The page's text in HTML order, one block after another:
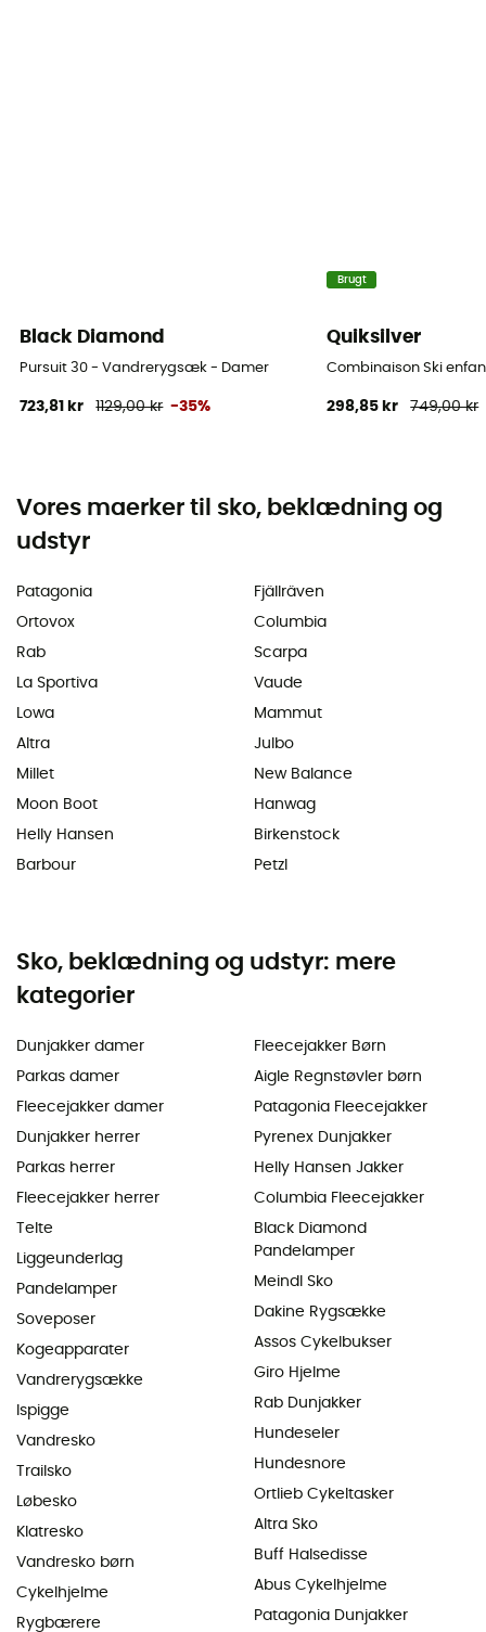
Black Diamond
Pursuit 30 - Vandrerygsæk - Damer
723,81 kr 1129,00 kr -35%
Brugt
Quiksilver
Combinaison Ski
298,85 kr 749,00 kr
Vores maerker til sko, beklædning og
udstyr
Patagonia
Ortovox
Rab
La Sportiva
Lowa
Altra
Millet
Moon Boot
Helly Hansen
Barbour
Fjällräven
Columbia
Scarpa
Vaude
Mammut
Julbo
New Balance
Hanwag
Birkenstock
Petzl
Sko, beklædning og udstyr: mere
kategorier
Dunjakker damer
Parkas damer
Fleecejakker damer
Dunjakker herrer
Parkas herrer
Fleecejakker herrer
Telte
Liggeunderlag
Pandelamper
Soveposer
Kogeapparater
Vandrerygsække
Ispigge
Vandresko
Trailsko
Løbesko
Klatresko
Vandresko børn
Cykelhjelme
Rygbærere
Fleecejakker Børn
Aigle Regnstøvler børn
Patagonia Fleecejakker
Pyrenex Dunjakker
Helly Hansen Jakker
Columbia Fleecejakker
Black Diamond
Pandelamper
Meindl Sko
Dakine Rygsække
Assos Cykelbukser
Giro Hjelme
Rab Dunjakker
Hundeseler
Hundesnore
Ortlieb Cykeltasker
Altra Sko
Buff Halsedisse
Abus Cykelhjelme
Patagonia Dunjakker